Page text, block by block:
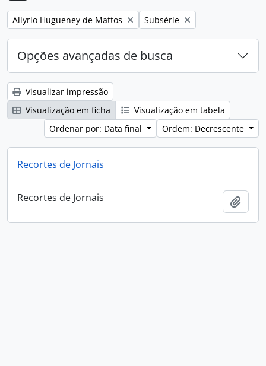
Remover filtro:
Allyrio Hugueney de Mattos Remover filtro:
Subsérie
Opções avançadas de busca
Visualizar impressão
Visualização em ficha
Visualização em tabela
Ordenar por: Data final
Ordem: Decrescente
Recortes de Jornais
Recortes de Jornais